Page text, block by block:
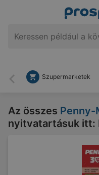
Vissza
Szupermarketek
Az összes Penny-
nyitvatartásuk itt: